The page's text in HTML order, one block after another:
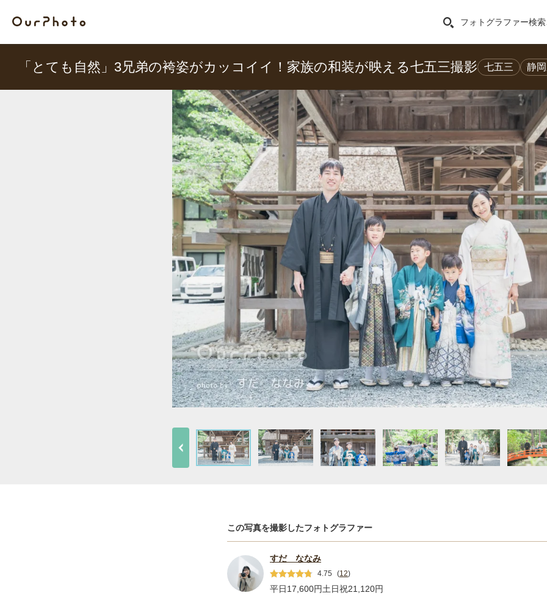
フォトグラファー検索
「とても自然」3兄弟の袴姿がカッコイイ！家族の和装が映える七五三撮影 七五三 静
この写真を撮影したフォトグラファー
すだ ななみ
4.75 (12)
平日17,600円土日祝21,120円